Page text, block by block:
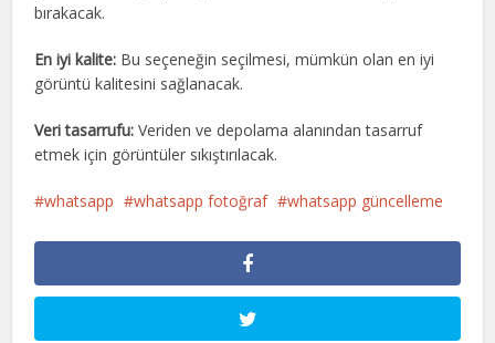
bırakacak.
En iyi kalite: Bu seçeneğin seçilmesi, mümkün olan en iyi
görüntü kalitesini sağlanacak.
Veri tasarrufu:Veriden ve depolama alanından tasarruf
etmek için görüntüler sıkıştırılacak.
whatsapp whatsapp fotoğraf whatsapp güncelleme